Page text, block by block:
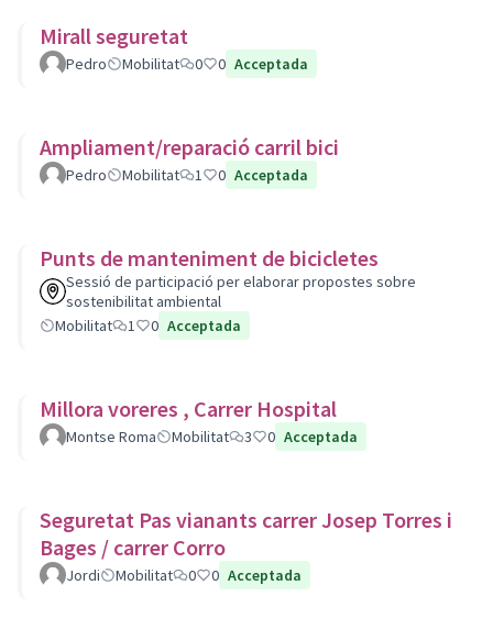
Mirall seguretat
Pedro Mobilitat 0 0 Acceptada
Ampliament/reparació carril bici
Pedro Mobilitat 1 0 Acceptada
Punts de manteniment de bicicletes
Sessió de participació per elaborar propostes sobre
sostenibilitat ambiental
Mobilitat
1 0 Acceptada
Millora voreres , Carrer Hospital
Montse Roma Mobilitat 3 0 Acceptada
Seguretat Pas vianants carrer Josep Torres i
Bages / carrer Corro
Jordi Mobilitat 0 0 Acceptada